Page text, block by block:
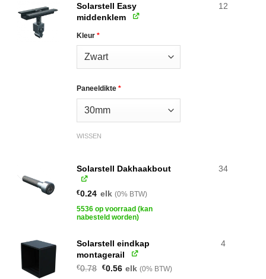
Solarstell Easy
middenklem
Kleur*
Paneeldikte*
WISSEN
12
Solarstell Dakhaakbout
€0.24 elk (0% BTW)
5536 op voorraad (kan
nabesteld worden)
34
Solarstell eindkap
montagerail
€0.78 Oorspronkelijke
€0.56Huidige
elk (0% BTW)
4